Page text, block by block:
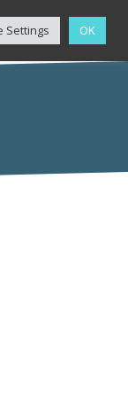
Settings OK